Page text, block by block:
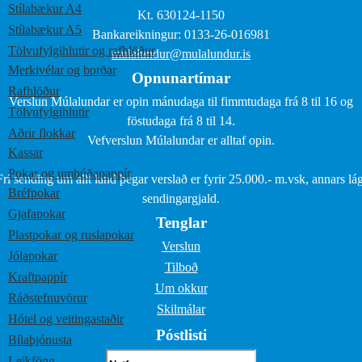
Stílabækur A4
Stílabækur A5
Tölvufylgihlutir og rafhlöður
Merkivélar og borðar
Rafhlöður
Tölvufylgihlutir
Aðrir flokkar
Kassar
Pokar og umbúðapappír
Bréfpokar
Gjafapokar
Plastpokar og ruslapokar
Jólapokar
Kraftpappír
Ráðstefnuvörur
Hótel og veitingastaðir
Bílaþjónusta
Kt. 630124-1150
Bankareikningur: 0133-26-016981
mulalundur@mulalundur.is
Opnunartímar
Verslun Múlalundar er opin mánudaga til fimmtudaga frá 8 til 16 og
föstudaga frá 8 til 14.
Vefverslun Múlalundar er alltaf opin.
sending um allt land þegar verslað er fyrir 25.000.- m.vsk, annars
sendingargjald.
Tenglar
Verslun
Tilboð
Um okkur
Skilmálar
Póstlisti